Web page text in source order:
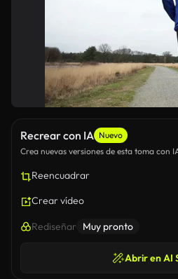
Recrear con IA Nuevo
Crea nuevas versiones de esta toma con
Reencuadrar
Crear vídeo
Rediseñar Muy pronto
Abrir en AI